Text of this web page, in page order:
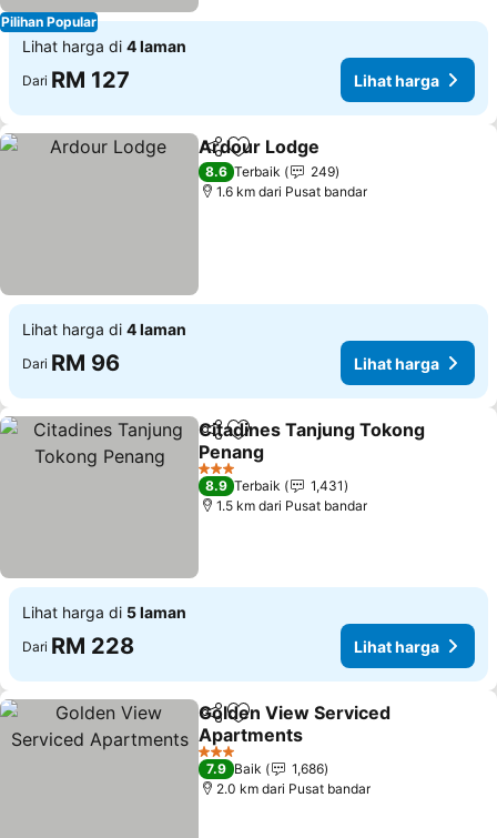
Pilihan Popular
Lihat harga di 4 laman
Dari RM 127 Lihat harga
KongsiTambah ke favorit
Ardour Lodge
8.6 Terbaik
249
1.6 km dari Pusat bandar
Lihat harga di 4 laman
Dari RM 96 Lihat harga
KongsiTambah ke favorit
Citadines Tanjung Tokong
Penang
Lihat harga
3 Bintang
8.9 Terbaik
1,431
1.5 km dari Pusat bandar
Lihat harga di 5 laman
Dari RM 228 Lihat harga
KongsiTambah ke favorit
Golden View Serviced
Apartments
Lihat harga
3 Bintang
7.9 Baik
1,686
2.0 km dari Pusat bandar